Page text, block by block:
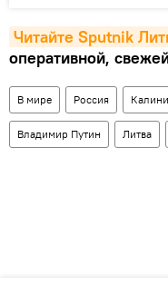
Читайте Sputnik
оперативной,
В мире Россия
Владимир Путин Литва